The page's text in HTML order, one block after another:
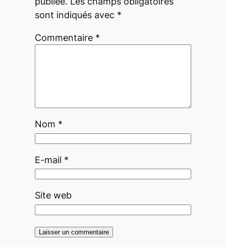
sont indiqués avec *
Commentaire *
Nom *
E-mail *
Site web